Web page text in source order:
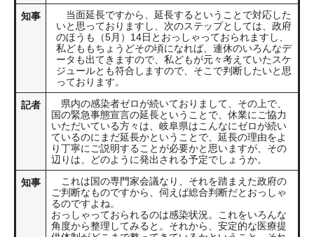
知事
当面延長ですから、延長するということで対応した
いと思っておりますし、次のステップとしては、政府
のほうも（5月）14日とおっしゃっておられますし、
私どももちょうどその頃になれば、連休のいろんなデ
ータも出てきますので、私どもが元々考えていたスケ
ジュールとも符合しますので、そこで判断したいと思
っております。
記者
県内の感染者ゼロが続いておりまして、その上で、
国の緊急事態宣言の延長ということで、休業にご協力
いただいている方々は、岐阜県はこんなにゼロが続い
ているのにまだ延長かということで、延長の理由をよ
り丁寧にご説明することが必要かと思いますが、その
辺りは、どのように発出される予定でしょうか。
知事
これは国の専門家会議なり、それを踏まえた政府の
ご判断なものですから、伺えば総合判断だとおっしゃ
るのですよね。
おっしゃっておられるのは感染状況。これをいろんな
角度から整理してみると。それから、安定的な医療提